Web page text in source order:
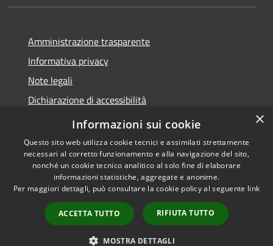
Amministrazione trasparente
Informativa privacy
Note legali
Dichiarazione di accessibilità
Link app municipium
Accessibilità
Copyright © 2026 • Comune di
Bardolino • Powered by
Municipium•
Accesso
redazione
×
Informazioni sui cookie
Questo sito web utilizza cookie tecnici e assimilati strettamente
necessari al corretto funzionamento e alla navigazione del sito,
nonché un cookie tecnico analitico al solo fine di elaborare
informazioni statistiche, aggregate e anonime.
Per maggiori dettagli, può consultare la cookie policy al seguente link
ACCETTA TUTTO RIFIUTA TUTTO
MOSTRA DETTAGLI